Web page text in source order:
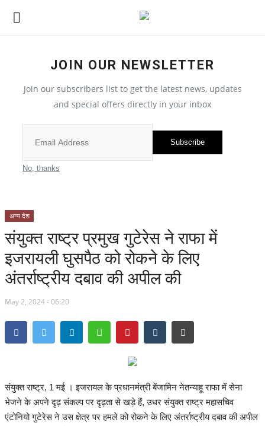
बिलासपुर संभाग
बस्तर संभाग
मध्यप्रदेश
अन्य देश
खेल
JOIN OUR NEWSLETTER
Join our subscribers list to get the latest news, updates
and special offers directly in your inbox
Subscribe
No, thanks
अन्य देश
संयुक्त राष्ट्र प्रमुख गुटेरेस ने राफा में
इजरायली घुसपैठ को रोकने के लिए
अंतर्राष्ट्रीय दबाव की अपील की
May 2, 2024 - 06:20
संयुक्त राष्ट्र, 1 मई । इजरायल के प्रधानमंत्री बेंजामिन नेतन्याहू राफा में सेना
भेजने के अपने दृढ़ संकल्प पर दृढ़ता से खड़े हैं, उधर संयुक्त राष्ट्र महासचिव
एंटोनियो गुटेरेस ने उस क्षेत्र पर हमले को रोकने के लिए अंतर्राष्ट्रीय दबाव की अपील